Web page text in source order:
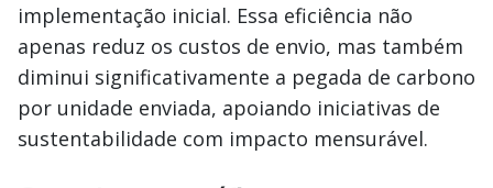
implementação inicial. Essa eficiência não
apenas reduz os custos de envio, mas também
diminui significativamente a pegada de carbono
por unidade enviada, apoiando iniciativas de
sustentabilidade com impacto mensurável.